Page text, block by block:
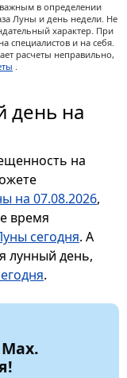
в определении
Луны и день недели. Не
характер. При
специалистов и на себя.
расчеты неправильно,
.
день на
на
на 07.08.2026,
время
сегодня. А
лунный день,
.